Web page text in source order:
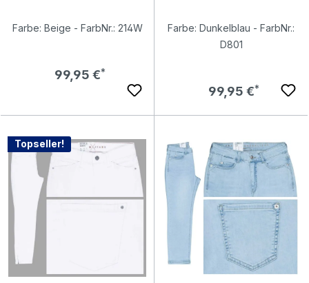
Farbe: Beige - FarbNr.: 214W
Regulärer Preis:
99,95 €
Farbe: Dunkelblau - FarbNr.:
D801
Regulärer Preis:
99,95 €
Topseller!